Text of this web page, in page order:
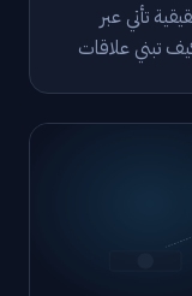
تأتي عبر
تبني علاقات